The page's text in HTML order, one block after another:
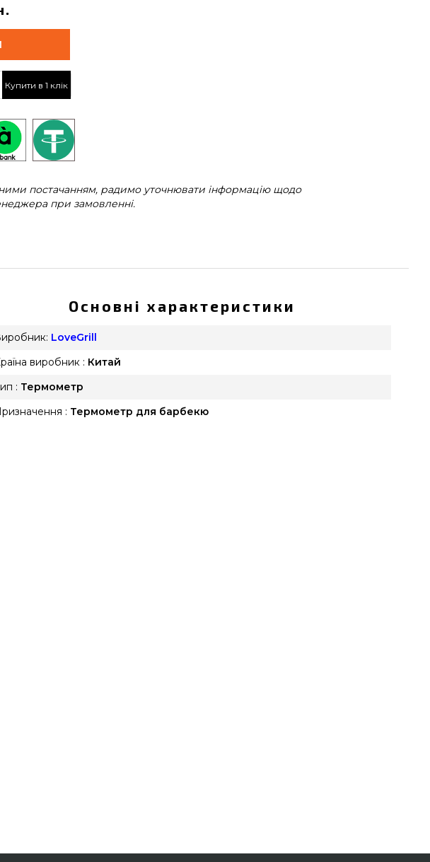
Купити в 1 клік
постачанням, радимо уточнювати інформацію щодо
при замовленні.
Основні характеристики
LoveGrill
виробник : Китай
: Термометр
: Термометр для барбекю